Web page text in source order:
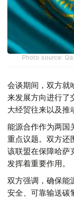
Photo source:
会谈期间，双方就
来发展方向进行了
大经贸往来以及推
能源合作作为两国
重点议题。双方还
该联盟在保障哈萨
发挥着重要作用。
双方强调，确保能
安全、可靠输送碳